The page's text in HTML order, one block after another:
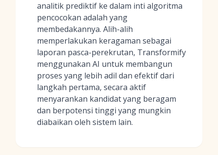
analitik prediktif ke dalam inti algoritma
pencocokan adalah yang
membedakannya. Alih-alih
memperlakukan keragaman sebagai
laporan pasca-perekrutan, Transformify
menggunakan AI untuk membangun
proses yang lebih adil dan efektif dari
langkah pertama, secara aktif
menyarankan kandidat yang beragam
dan berpotensi tinggi yang mungkin
diabaikan oleh sistem lain.